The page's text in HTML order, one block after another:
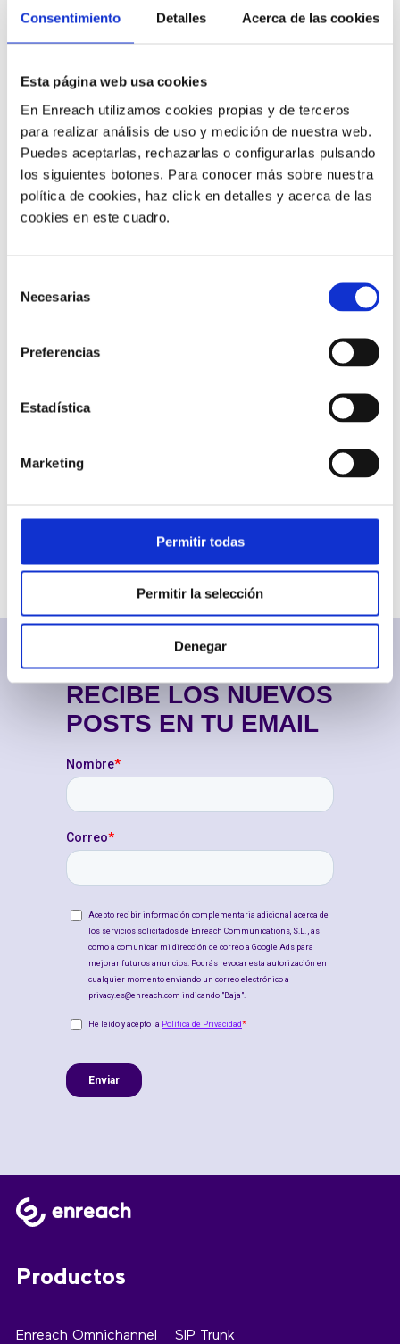
Consentimiento Detalles Acerca de las cookies
Esta página web usa cookies
En Enreach utilizamos cookies propias y de terceros
para realizar análisis de uso y medición de nuestra web.
Puedes aceptarlas, rechazarlas o configurarlas pulsando
los siguientes botones. Para conocer más sobre nuestra
política de cookies, haz click en detalles y acerca de las
cookies en este cuadro.
Necesarias
Preferencias
Estadística
Marketing
Permitir todas
Permitir la selección
Denegar
con Jitsi
Este softphone tambiénpermite la grabación de
llamadas en distintos formatos y guardar las
grabaciones en el ordenador.
Para grabar las llamadas:
Click enOpciones → Avanzado → Grabación de
Productos
Enreach Omnichannel SIP Trunk